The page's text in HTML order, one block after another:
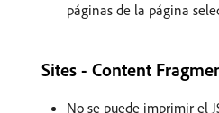
páginas de la página
Sites - Content
No se puede imprimir el